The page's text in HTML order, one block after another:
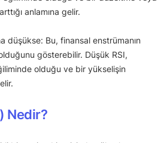
anlamına gelir.
düşükse: Bu, finansal enstrümanın
olduğunu gösterebilir. Düşük RSI,
olduğu ve bir yükselişin
Nedir?